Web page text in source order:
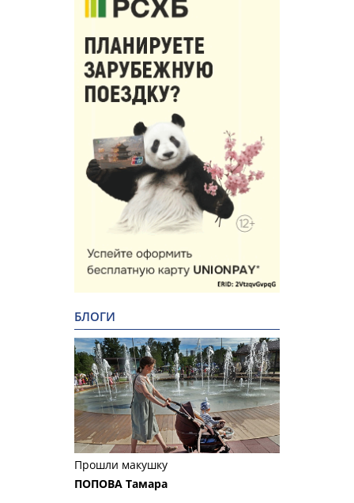
БЛОГИ
Прошли макушку
ПОПОВА Тамара